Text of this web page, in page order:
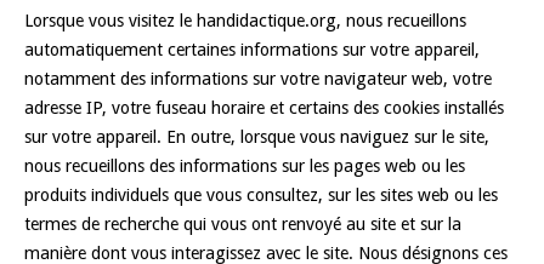
Lorsque vous visitez le handidactique.org, nous recueillons
automatiquement certaines informations sur votre appareil,
notamment des informations sur votre navigateur web, votre
adresse IP, votre fuseau horaire et certains des cookies installés
sur votre appareil. En outre, lorsque vous naviguez sur le site,
nous recueillons des informations sur les pages web ou les
produits individuels que vous consultez, sur les sites web ou les
termes de recherche qui vous ont renvoyé au site et sur la
manière dont vous interagissez avec le site. Nous désignons ces